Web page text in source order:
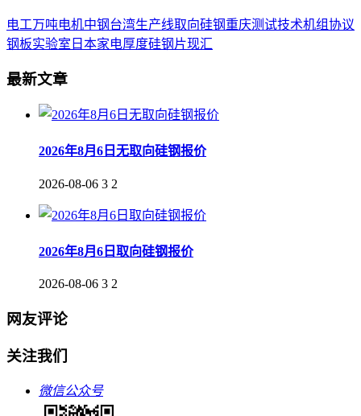
电工万吨电机中钢台湾生产线取向硅钢重庆测试技术机组协议
钢板实验室 日本家电厚度硅钢片现汇
最新文章
2026年8月6日无取向硅钢报价
2026-08-06 3 2
2026年8月6日取向硅钢报价
2026-08-06 3 2
网友评论
关注我们
微信公众号